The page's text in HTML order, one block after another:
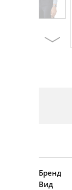
Бренд
Вид